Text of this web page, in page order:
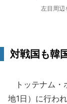
左目周辺
対戦国も韓
トッテナム・
地1日）に行わ